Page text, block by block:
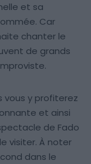
et sa
Car
chanter le
de grands
vous y profiterez
et ainsi
de Fado
visiter. À noter
dans le